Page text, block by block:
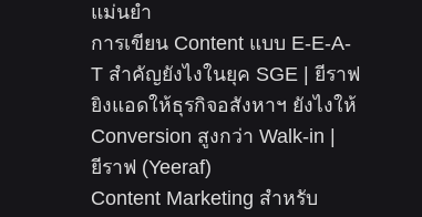
แม่นยำ
การเขียน Content แบบ E-E-A-
T สำคัญยังไงในยุค SGE | ยีราฟ
ยิงแอดให้ธุรกิจอสังหาฯ ยังไงให้
Conversion สูงกว่า Walk-in |
ยีราฟ (Yeeraf)
Content Marketing สำหรับ